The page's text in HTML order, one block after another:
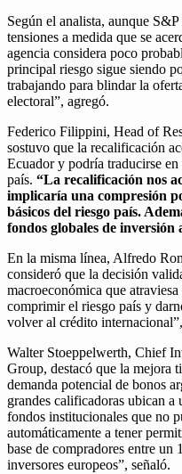
Según el analista, aunque
tensiones a medida que se
agencia considera poco
principal riesgo sigue siendo
trabajando para blindar la
electoral”, agregó.
Federico Filippini, Head of
sostuvo que la recalificación
Ecuador y podría traducirse
país. “La recalificación nos
implicaría una compresión
básicos del riesgo país.
fondos globales de inversión
En la misma línea, Alfredo
consideró que la decisión
macroeconómica que
comprimir el riesgo país y
volver al crédito
Walter Stoeppelwerth, Chief
Group, destacó que la mejora
demanda potencial de bonos
grandes calificadoras ubican
fondos institucionales que no
automáticamente a tener
base de compradores entre un
inversores europeos”, señaló.